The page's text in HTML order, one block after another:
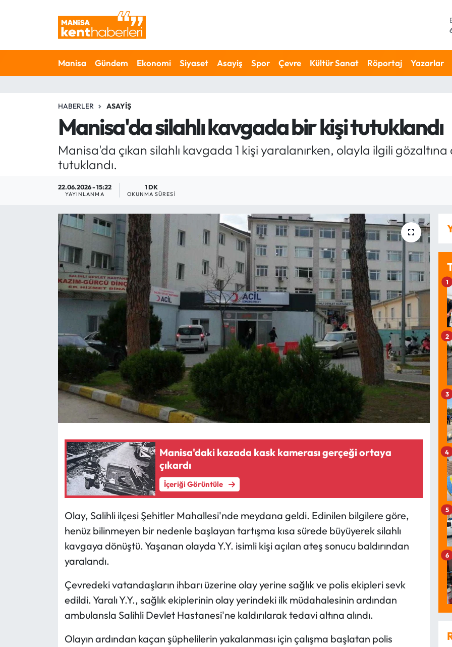
Manisa Gündem Ekonomi Siyaset Asayiş Spor Çevre Kültür Sanat Röportaj Yazarlar
HABERLER ASAYIŞ
Manisa'da silahlı kavgada bir kişi tutuklandı
Manisa'da çıkan silahlı kavgada 1 kişi yaralanırken, olayla ilgili gözaltına
tutuklandı.
22.06.2026 - 15:22
YAYINLANMA
1 DK
OKUNMA SÜRESI
Manisa'daki kazada kask kamerası gerçeği ortaya
çıkardı
İçeriği Görüntüle
Olay, Salihli ilçesi Şehitler Mahallesi'nde meydana geldi. Edinilen bilgilere göre,
henüz bilinmeyen bir nedenle başlayan tartışma kısa sürede büyüyerek silahlı
kavgaya dönüştü. Yaşanan olayda Y.Y. isimli kişi açılan ateş sonucu baldırından
yaralandı.
Çevredeki vatandaşların ihbarı üzerine olay yerine sağlık ve polis ekipleri sevk
edildi. Yaralı Y.Y., sağlık ekiplerinin olay yerindeki ilk müdahalesinin ardından
ambulansla Salihli Devlet Hastanesi'ne kaldırılarak tedavi altına alındı.
Olayın ardından kaçan şüphelilerin yakalanması için çalışma başlatan polis
1
2
3
4
5
6
Ahmetli Hava Durumu
Ahmetli Trafik Yoğunluk Haritası
Haber Arşivi